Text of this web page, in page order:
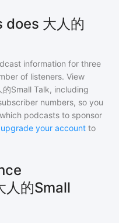
大人的
information for three
of listeners. View
的Small Talk, including
numbers, so you
podcasts to sponsor
upgrade your account to
的Small